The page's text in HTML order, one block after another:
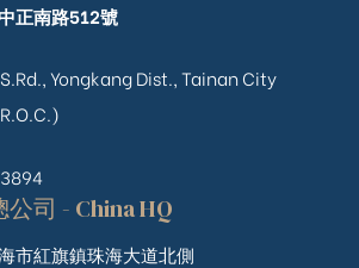
正南路512號
Yongkang Dist., Tainan City
司 - China HQ
市紅旗鎮珠海大道北側